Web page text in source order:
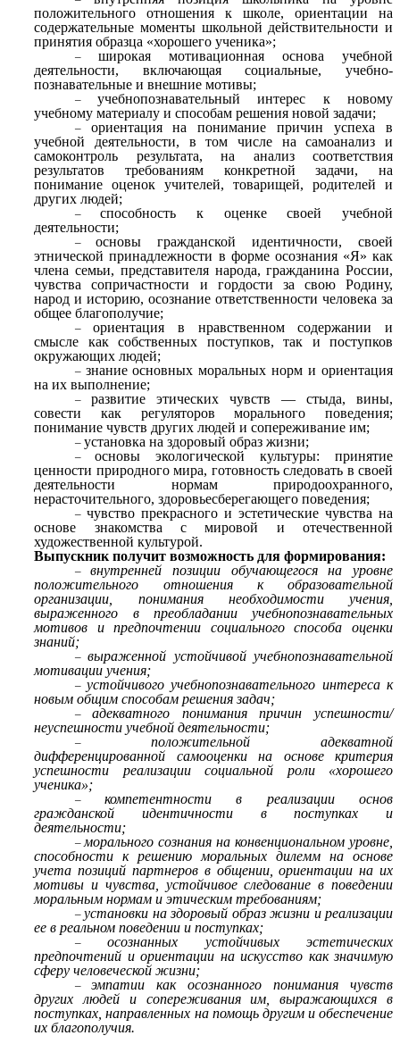
положительного отношения к школе, ориентации на
содержательные моменты школьной действительности и
принятия образца «хорошего ученика»;
широкая мотивационная основа учебной
деятельности, включающая социальные, учебно­
познавательные и внешние мотивы;
учебно­познавательный интерес к новому
учебному материалу и способам решения новой задачи;
ориентация на понимание причин успеха в
учебной деятельности, в том числе на самоанализ и
самоконтроль результата, на анализ соответствия
результатов требованиям конкретной задачи, на
понимание оценок учителей, товарищей, родителей и
других людей;
способность к оценке своей учебной
деятельности;
основы гражданской идентичности, своей
этнической принадлежности в форме осознания «Я» как
члена семьи, представителя народа, гражданина России,
чувства сопричастности и гордости за свою Родину,
народ и историю, осознание ответственности человека за
общее благополучие;
ориентация в нравственном содержании и
смысле как собственных поступков, так и поступков
окружающих людей;
знание основных моральных норм и ориентация
на их выполнение;
развитие этических чувств — стыда, вины,
совести как регуляторов морального поведения;
понимание чувств других людей и сопереживание им;
установка на здоровый образ жизни;
основы экологической культуры: принятие
ценности природного мира, готовность следовать в своей
деятельности нормам природоохранного,
нерасточительного, здоровьесберегающего поведения;
чувство прекрасного и эстетические чувства на
основе знакомства с мировой и отечественной
художественной культурой.
Выпускник получит возможность для формирования:
внутренней позиции обучающегося на уровне
положительного отношения к образовательной
организации, понимания необходимости учения,
выраженного в преобладании учебно­познавательных
мотивов и предпочтении социального способа оценки
знаний;
выраженной устойчивой учебно­познавательной
мотивации учения;
устойчивого учебно­познавательного интереса к
новым общим способам решения задач;
адекватного понимания причин успешности/
неуспешности учебной деятельности;
положительной адекватной
дифференцированной самооценки на основе критерия
успешности реализации социальной роли «хорошего
ученика»;
компетентности в реализации основ
гражданской идентичности в поступках и
деятельности;
морального сознания на конвенциональном уровне,
способности к решению моральных дилемм на основе
учета позиций партнеров в общении, ориентации на их
мотивы и чувства, устойчивое следование в поведении
моральным нормам и этическим требованиям;
установки на здоровый образ жизни и реализации
ее в реальном поведении и поступках;
осознанных устойчивых эстетических
предпочтений и ориентации на искусство как значимую
сферу человеческой жизни;
эмпатии как осознанного понимания чувств
других людей и сопереживания им, выражающихся в
поступках, направленных на помощь другим и обеспечение
их благополучия.